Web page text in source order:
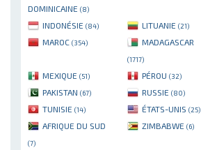
DOMINICAINE (8)
INDONÉSIE (84) LITUANIE (21)
MAROC (354) MADAGASCAR
(1717)
MEXIQUE (51) PÉROU (32)
PAKISTAN (67) RUSSIE (80)
TUNISIE (14) ÉTATS-UNIS (25)
AFRIQUE DU SUD
(7)
ZIMBABWE (6)